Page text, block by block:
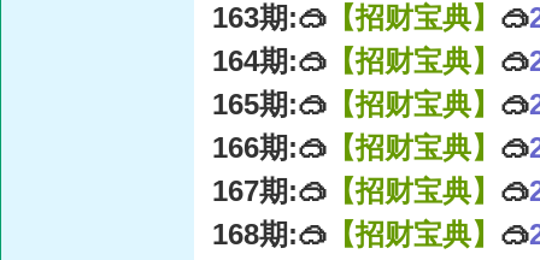
163期:🥽 【招财宝典】 🥽
164期:🥽 【招财宝典】 🥽
165期:🥽 【招财宝典】 🥽
166期:🥽 【招财宝典】 🥽
167期:🥽 【招财宝典】 🥽
168期:🥽 【招财宝典】 🥽